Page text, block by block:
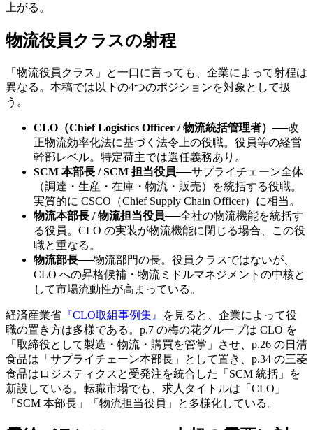
上がる。
物流役員クラスの射程
「物流役員クラス」と一口に言っても、企業によって射程は
異なる。本稿では以下の4つのポジションを対象として扱
う。
CLO（Chief Logistics Officer / 物流統括管理者） ──改
正物流効率化法に基づく法令上の役職。役員等の経営
幹部レベル。特定荷主では選任義務あり。
SCM 本部長 / SCM 担当役員──サプライチェーン全体
（調達・生産・在庫・物流・販売）を統括する役職。
実質的に CSCO（Chief Supply Chain Officer）に相当。
物流本部長 / 物流担当役員──全社の物流機能を統括す
る役員。CLO の実装が物流機能に閉じる場合、この役
職と重なる。
物流部長──物流部門の長。役員クラスではないが、
CLO への昇格候補・物流ミドルマネジメントの中核と
して市場流動性が高まっている。
経済産業省 『CLO取組事例集』
を見ると、企業によって役
職の置き方は多様である。p.7 の梅の花グループは CLO を
「取締役として製造・物流・購買を管掌」させ、p.26 の日清
食品は「サプライチェーン本部長」として置き、p.34 の三菱
食品はロジスティクスと受発注を統合した「SCM 統括」を
新設している。転職市場でも、求人タイトルは「CLO」
「SCM 本部長」「物流担当役員」と多様化している。